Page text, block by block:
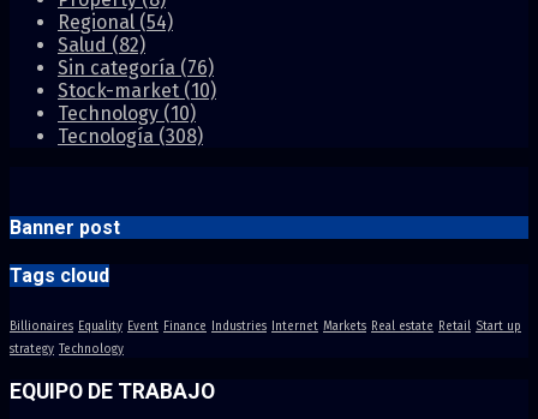
Regional (54)
Salud (82)
Sin categoría (76)
Stock-market (10)
Technology (10)
Tecnología (308)
Banner post
Tags cloud
Billionaires Equality Event Finance Industries Internet Markets Real estate Retail Start up
strategy Technology
EQUIPO DE TRABAJO